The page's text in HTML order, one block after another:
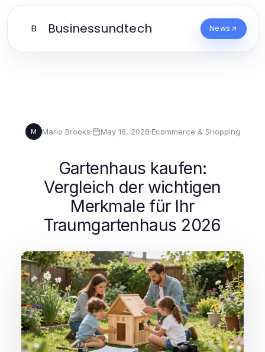
B Businessundtech News
M Mario Brooks· May 16, 2026·Ecommerce & Shopping
Gartenhaus kaufen:
Vergleich der wichtigen
Merkmale für Ihr
Traumgartenhaus 2026